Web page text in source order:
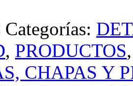
Categorías:
, PRODUCTOS
CHAPAS Y